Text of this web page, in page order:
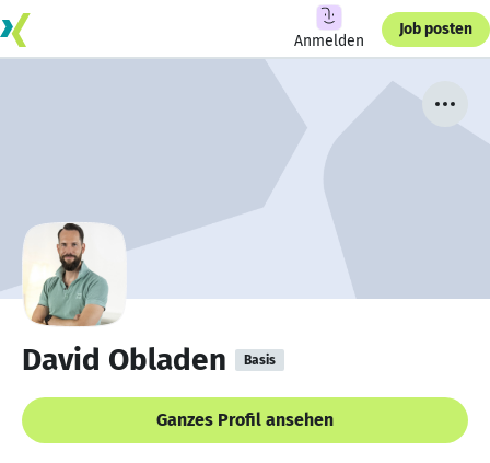
Anmelden
Job posten
David Obladen Basis
Ganzes Profil ansehen